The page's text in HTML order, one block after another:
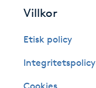
Fibromassage
Fillers
Fotmassage
Villkor
Etisk policy
Integritetspolicy